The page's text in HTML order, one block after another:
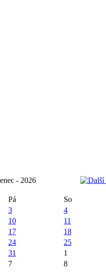
- 2026
Pá So
3 4
10 11
17 18
24 25
31 1
7 8